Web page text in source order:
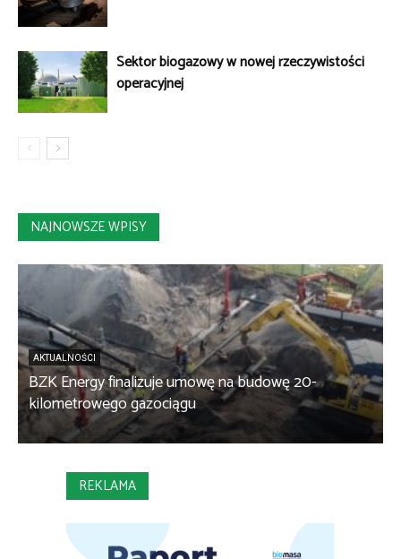
Sektor biogazowy w nowej rzeczywistości
operacyjnej
NAJNOWSZE WPISY
AKTUALNOŚCI
BZK Energy finalizuje umowę na budowę 20-
kilometrowego gazociągu
REKLAMA